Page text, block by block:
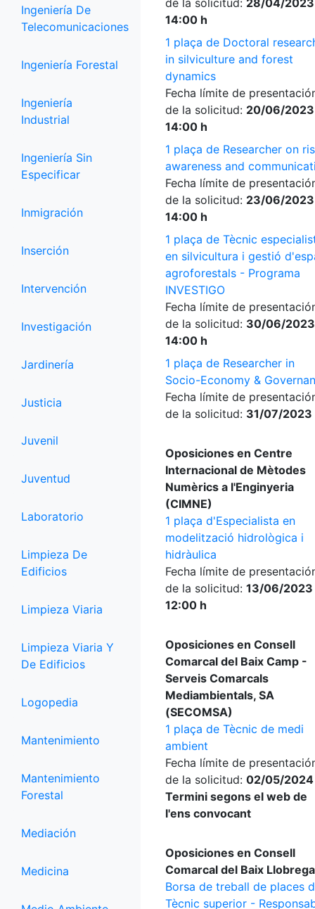
Ingeniería De
Telecomunicaciones
Ingeniería Forestal
Ingeniería
Industrial
Ingeniería Sin
Especificar
Inmigración
Inserción
Intervención
Investigación
Jardinería
Justicia
Juvenil
Juventud
Laboratorio
Limpieza De
Edificios
Limpieza Viaria
Limpieza Viaria Y
De Edificios
Logopedia
Mantenimiento
Mantenimiento
Forestal
Mediación
Medicina
de la solicitud: 28/04/2023
14:00 h
1 plaça de Doctoral
in silviculture and forest
dynamics
Fecha límite de
de la solicitud: 20/06/2023
14:00 h
1 plaça de Researcher on
awareness and
Fecha límite de
de la solicitud: 23/06/2023
14:00 h
1 plaça de Tècnic
en silvicultura i gestió
agroforestals - Programa
INVESTIGO
Fecha límite de
de la solicitud: 30/06/2023
14:00 h
1 plaça de Researcher in
Socio-Economy &
Fecha límite de
de la solicitud: 31/07/2023
Oposiciones en Centre
Internacional de Mètodes
Numèrics a l'Enginyeria
(CIMNE)
1 plaça d'Especialista en
modelització hidrològica i
hidràulica
Fecha límite de
de la solicitud: 13/06/2023
12:00 h
Oposiciones en Consell
Comarcal del Baix Camp -
Serveis Comarcals
Mediambientals, SA
(SECOMSA)
1 plaça de Tècnic de medi
ambient
Fecha límite de
de la solicitud: 02/05/
Termini segons el web de
l'ens convocant
Oposiciones en Consell
Comarcal del Baix
Borsa de treball de places
Tècnic superior -